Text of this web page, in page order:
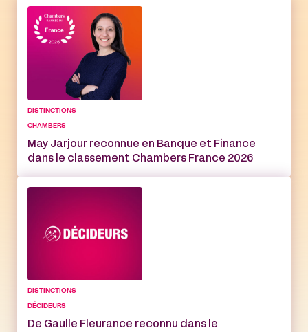
DISTINCTIONS
CHAMBERS
May Jarjour reconnue en Banque et Finance
dans le classement Chambers France 2026
DISTINCTIONS
DÉCIDEURS
De Gaulle Fleurance reconnu dans le